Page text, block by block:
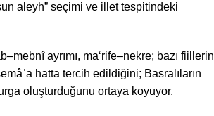
aleyh” seçimi ve illet tespitindeki
ayrımı, ma‘rife–nekre; bazı fiillerin
hatta tercih edildiğini; Basralıların
oluşturduğunu ortaya koyuyor.